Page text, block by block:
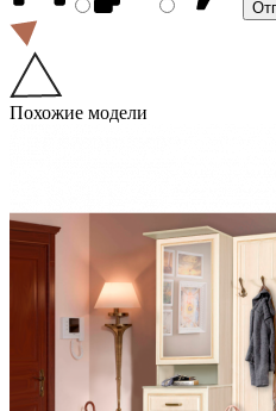
Похожие модели